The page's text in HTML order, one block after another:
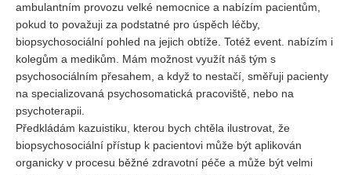
ambulantním provozu velké nemocnice a nabízím pacientům,
pokud to považuji za podstatné pro úspěch léčby,
biopsychosociální pohled na jejich obtíže. Totéž event. nabízím i
kolegům a medikům. Mám možnost využít náš tým s
psychosociálním přesahem, a když to nestačí, směřuji pacienty
na specializovaná psychosomatická pracoviště, nebo na
psychoterapii.
Předkládám kazuistiku, kterou bych chtěla ilustrovat, že
biopsychosociální přístup k pacientovi může být aplikován
organicky v procesu běžné zdravotní péče a může být velmi